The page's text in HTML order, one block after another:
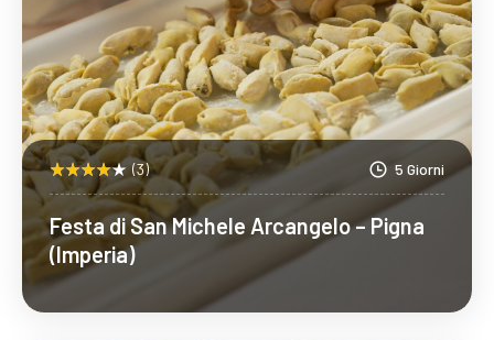
(3) 5 Giorni
Festa di San Michele Arcangelo – Pigna
(Imperia)